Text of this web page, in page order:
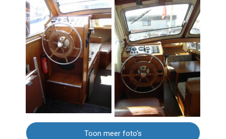
Toon meer foto's